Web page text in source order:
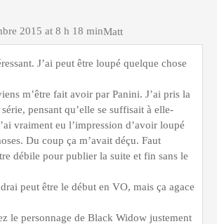
Matt
2015 at 8 h 18 min
J’ai peut être loupé quelque chose
m’être fait avoir par Panini. J’ai pris la
pensant qu’elle se suffisait à elle-
vraiment eu l’impression d’avoir loupé
Du coup ça m’avait déçu. Faut
débile pour publier la suite et fin sans le
peut être le début en VO, mais ça agace
le personnage de Black Widow justement